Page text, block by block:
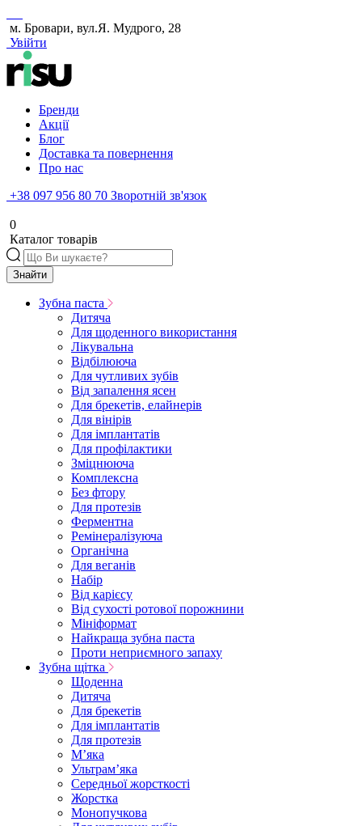
м. Бровари, вул.Я. Мудрого, 28
Увійти
Бренди
Акції
Блог
Доставка та повернення
Про нас
+38 097 956 80 70 Зворотній зв'язок
0
Каталог товарів
Знайти
Зубна паста
Дитяча
Для щоденного використання
Лікувальна
Відбілююча
Для чутливих зубів
Від запалення ясен
Для брекетів, елайнерів
Для вінірів
Для імплантатів
Для профілактики
Зміцнююча
Комплексна
Без фтору
Для протезів
Ферментна
Ремінералізуюча
Органічна
Для веганів
Набір
Від карієсу
Від сухості ротової порожнини
Мініформат
Найкраща зубна паста
Проти неприємного запаху
Зубна щітка
Щоденна
Дитяча
Для брекетів
Для імплантатів
Для протезів
Мʼяка
Ультрамʼяка
Середньої жорсткості
Жорстка
Монопучкова